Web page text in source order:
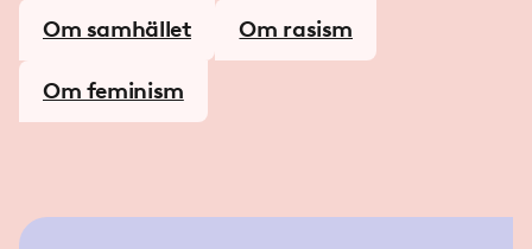
Om samhället Om rasism
Om feminism